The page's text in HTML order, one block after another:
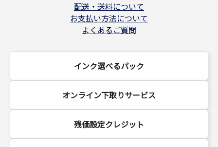
配送・送料について
お支払い方法について
よくあるご質問
インク選べるパック
オンライン下取りサービス
残価設定クレジット